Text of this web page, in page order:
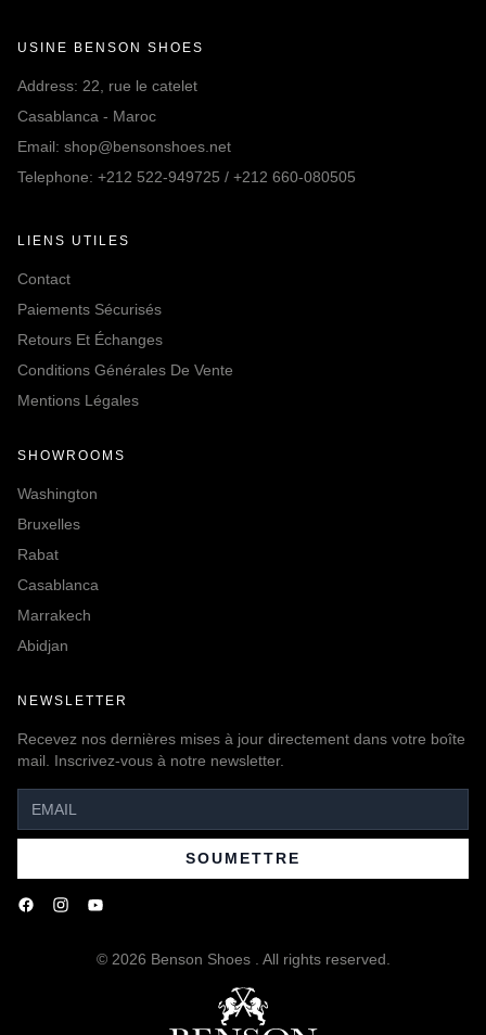
USINE BENSON SHOES
Address: 22, rue le catelet
Casablanca - Maroc
Email: shop@bensonshoes.net
Telephone: +212 522-949725 / +212 660-080505
LIENS UTILES
Contact
Paiements Sécurisés
Retours Et Échanges
Conditions Générales De Vente
Mentions Légales
SHOWROOMS
Washington
Bruxelles
Rabat
Casablanca
Marrakech
Abidjan
NEWSLETTER
Recevez nos dernières mises à jour directement dans votre boîte
mail. Inscrivez-vous à notre newsletter.
SOUMETTRE
© 2026 Benson Shoes . All rights reserved.